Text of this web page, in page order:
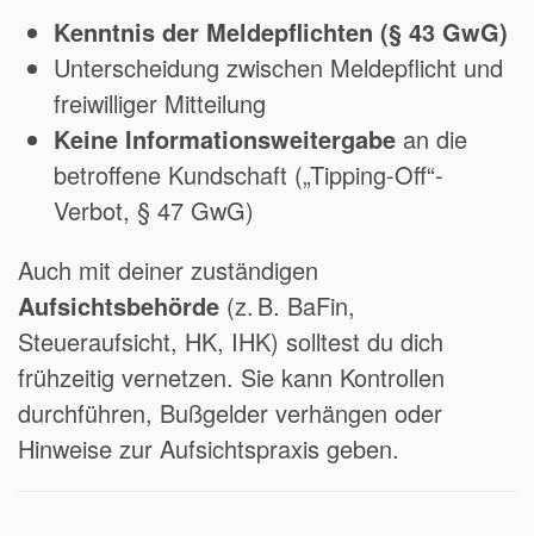
Kenntnis der Meldepflichten (§ 43 GwG)
Unterscheidung zwischen Meldepflicht und
freiwilliger Mitteilung
Keine Informationsweitergabe an die
betroffene Kundschaft („Tipping-Off“-
Verbot, § 47 GwG)
Auch mit deiner zuständigen
Aufsichtsbehörde (z. B. BaFin,
Steueraufsicht, HK, IHK) solltest du dich
frühzeitig vernetzen. Sie kann Kontrollen
durchführen, Bußgelder verhängen oder
Hinweise zur Aufsichtspraxis geben.